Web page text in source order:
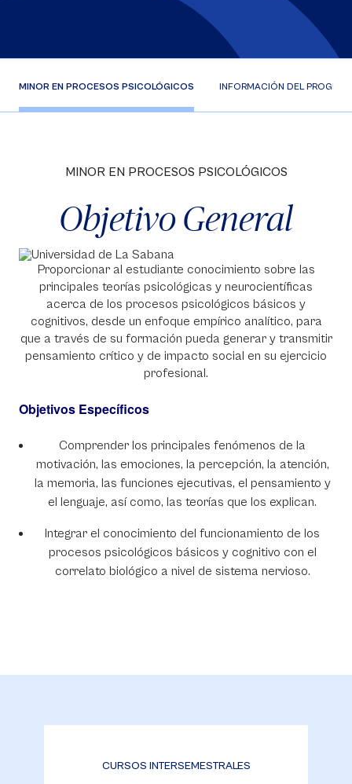
MINOR EN PROCESOS PSICOLÓGICOS INFORMACIÓN DEL
MINOR EN PROCESOS PSICOLÓGICOS
Objetivo General
Proporcionar al estudiante conocimiento sobre las
principales teorías psicológicas y neurocientíficas
acerca de los procesos psicológicos básicos y
cognitivos, desde un enfoque empírico analítico, para
que a través de su formación pueda generar y transmitir
pensamiento crítico y de impacto social en su ejercicio
profesional.
Objetivos Específicos
Comprender los principales fenómenos de la
motivación, las emociones, la percepción, la atención,
la memoria, las funciones ejecutivas, el pensamiento y
el lenguaje, así como, las teorías que los explican.
Integrar el conocimiento del funcionamiento de los
procesos psicológicos básicos y cognitivo con el
correlato biológico a nivel de sistema nervioso.
CURSOS INTERSEMESTRALES